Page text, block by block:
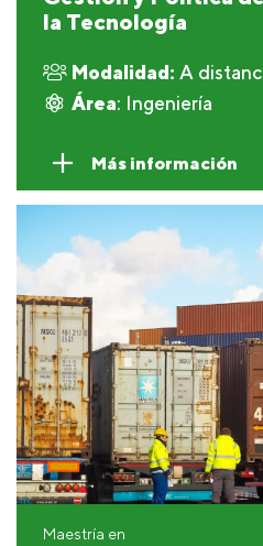
la Tecnología
Modalidad: A
Área: Ingeniería
Más información
Maestría en